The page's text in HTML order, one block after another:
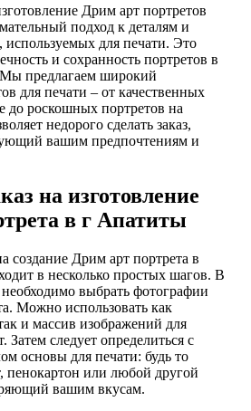
Дрим арт портретов
подход к деталям и
используемых для печати. Это
и сохранность портретов в
Мы предлагаем широкий
для печати – от качественных
до роскошных портретов на
недорого сделать заказ,
вашим предпочтениям и
на изготовление
в г Апатиты
создание Дрим арт портрета в
в несколько простых шагов. В
выбрать фотографии
Можно использовать как
и массив изображений для
Затем следует определиться с
основы для печати: будь то
пенокартон или любой другой
вашим вкусам.